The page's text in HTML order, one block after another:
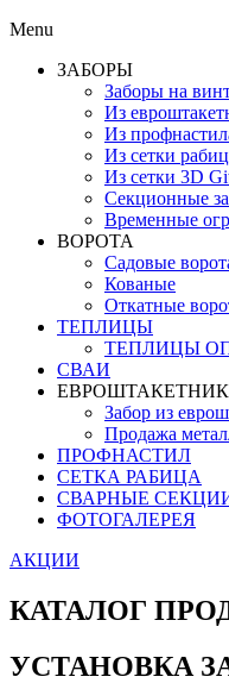
Menu
ЗАБОРЫ
Заборы на
Из
Из
Из сетки
Из сетки 3D
Секционные
Временные
ВОРОТА
Садовые
Кованые
Откатные
ТЕПЛИЦЫ
ТЕПЛИЦЫ
СВАИ
ЕВРОШТАКЕТНИК
Забор из
Продажа
ПРОФНАСТИЛ
СЕТКА РАБИЦА
СВАРНЫЕ
ФОТОГАЛЕРЕЯ
АКЦИИ
КАТАЛОГ
УСТАНОВКА